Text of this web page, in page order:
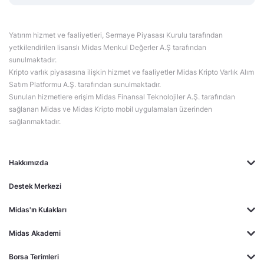
Hakkımızda
Destek Merkezi
Midas'ın Kulakları
Midas Akademi
Borsa Terimleri
Yatırım hizmet ve faaliyetleri, Sermaye Piyasası Kurulu tarafından
yetkilendirilen lisanslı Midas Menkul Değerler A.Ş tarafından
sunulmaktadır.
Kripto varlık piyasasına ilişkin hizmet ve faaliyetler Midas Kripto Varlık Alım
Satım Platformu A.Ş. tarafından sunulmaktadır.
Sunulan hizmetlere erişim Midas Finansal Teknolojiler A.Ş. tarafından
sağlanan Midas ve Midas Kripto mobil uygulamaları üzerinden
sağlanmaktadır.